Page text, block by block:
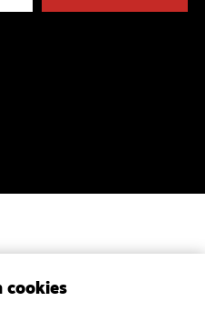
in het bijzonder
Kerken.
cookies